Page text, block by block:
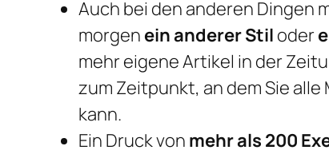
Auch bei den anderen Dingen
morgen ein anderer Stil oder
mehr eigene Artikel in der
zum Zeitpunkt, an dem Sie
kann.
Ein Druck von mehr als 200